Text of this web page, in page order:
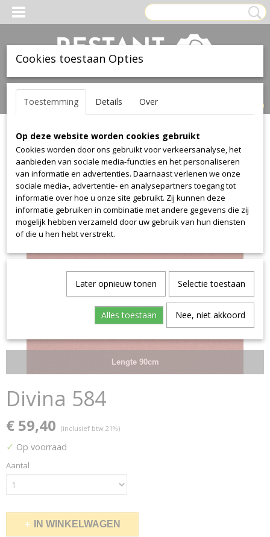
Inloggen Registreren
(0)
Home >Stof>Kvadrat>Divina>Divina 584
Lengte 90cm
Divina 584
€ 59,40 (inclusief btw 21%)
✓ Op voorraad
Aantal
IN WINKELWAGEN
Cookies toestaan Opties
Toestemming Details Over
Op deze website worden cookies gebruikt
Cookies worden door ons gebruikt voor verkeersanalyse, het
aanbieden van sociale media-functies en het personaliseren
van informatie en advertenties. Daarnaast verlenen we onze
sociale media-, advertentie- en analysepartners toegang tot
informatie over hoe u onze site gebruikt. Zij kunnen deze
informatie gebruiken in combinatie met andere gegevens die zij
mogelijk hebben verzameld door uw gebruik van hun diensten
of die u hen hebt verstrekt.
Later opnieuw tonen Selectie toestaan
Alles toestaan Nee, niet akkoord